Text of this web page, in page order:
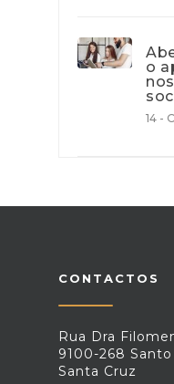
o
14 -
CONTACTOS
Rua Dra
9100-268
Santa Cruz